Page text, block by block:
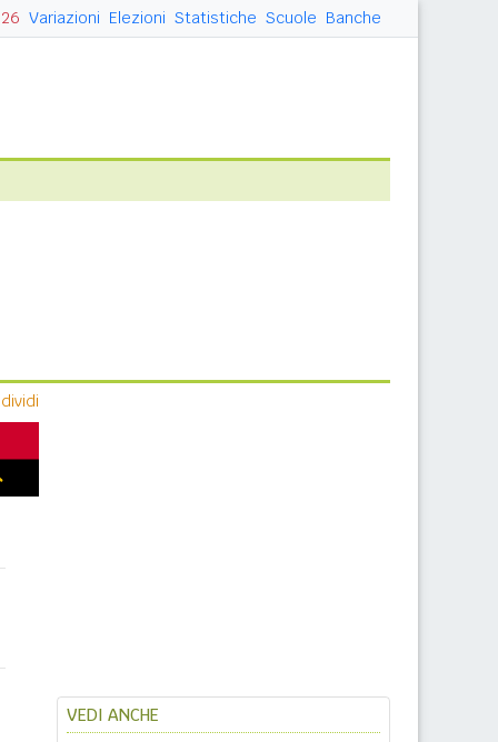
Variazioni Elezioni Statistiche Scuole Banche
VEDI ANCHE